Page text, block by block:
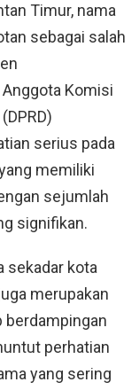
Timur, nama
sebagai salah
Komisi
serius pada
memiliki
sejumlah
signifikan.
sekadar kota
merupakan
berdampingan
perhatian
yang sering